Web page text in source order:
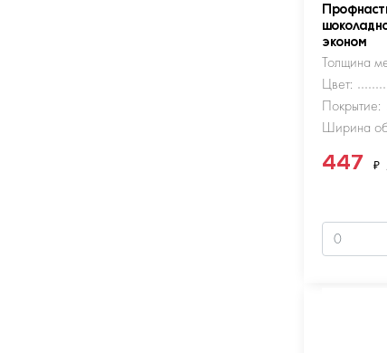
эконом
Толщина
Цвет:
Покрытие:
Ширина
447₽